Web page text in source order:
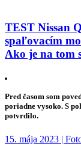
TEST Nissan
spaľovacím
Ako je na tom
Pred časom som
poriadne vysoko. S
potvrdilo.
15. mája 2023 |